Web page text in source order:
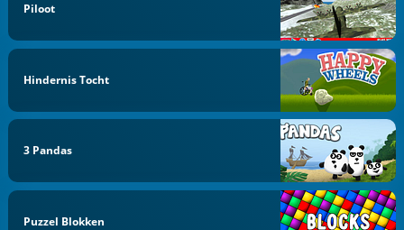
Piloot
Hindernis Tocht
3 Pandas
Puzzel Blokken